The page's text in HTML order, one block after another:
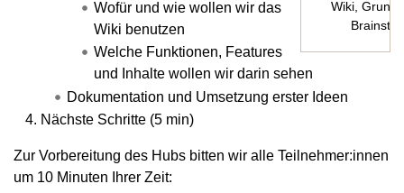
Wiki,
Wofür und wie wollen wir das
Wiki benutzen
Welche Funktionen, Features
und Inhalte wollen wir darin sehen
Dokumentation und Umsetzung erster Ideen
Nächste Schritte (5 min)
Zur Vorbereitung des Hubs bitten wir alle Teilnehmer:innen
um 10 Minuten Ihrer Zeit: